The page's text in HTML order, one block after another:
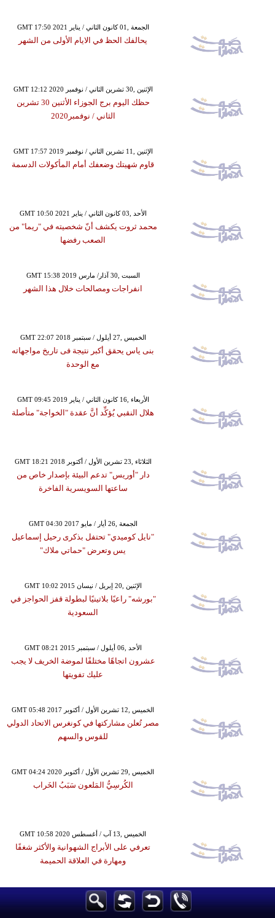
GMT 17:50 2021 الجمعة ,01 كانون الثاني / يناير
يحالفك الحظ في الايام الأولى من الشهر
GMT 12:12 2020 الإثنين ,30 تشرين الثاني / نوفمبر
حظك اليوم برج الجوزاء الأثنين 30 تشرين
الثاني / نوفمبر2020
GMT 17:57 2019 الإثنين ,11 تشرين الثاني / نوفمبر
قاوم شهيتك وضعفك أمام المأكولات الدسمة
GMT 10:50 2021 الأحد ,03 كانون الثاني / يناير
محمد ثروت يكشف أنّ شخصيته في "ريما" من
الصعب رفضها
GMT 15:38 2019 السبت ,30 آذار/ مارس
انفراجات ومصالحات خلال هذا الشهر
GMT 22:07 2018 الخميس ,27 أيلول / سبتمبر
بنى ياس يحقق أكبر نتيجة فى تاريخ مواجهاته
مع الوحدة
GMT 09:45 2019 الأربعاء ,16 كانون الثاني / يناير
هلال النقبي يُؤكِّد أنَّ عقدة "الخواجة" متأصلة
GMT 18:21 2018 الثلاثاء ,23 تشرين الأول / أكتوبر
دار "أوريس" تدعم البيئة بإصدار خاص من
ساعتها السويسرية الفاخرة
GMT 04:30 2017 الجمعة ,26 أيار / مايو
"نايل كوميدي" تحتفل بذكرى رحيل إسماعيل
يس وتعرض "حماتي ملاك"
GMT 10:02 2015 الإثنين ,20 إبريل / نيسان
"بورشه" راعيًا بلاتينيًا لبطولة قفز الحواجز في
السعودية
GMT 08:21 2015 الأحد ,06 أيلول / سبتمبر
عشرون اتجاهًا مختلفًا لموضة الخريف لا يجب
عليك تفويتها
GMT 05:48 2017 الخميس ,12 تشرين الأول / أكتوبر
مصر تُعلن مشاركتها في كونغرس الاتحاد الدولي
للقوس والسهم
GMT 04:24 2020 الخميس ,29 تشرين الأول / أكتوبر
الكُرسِيُّ المَلعون سَبَبُ الخَراب
GMT 10:58 2020 الخميس ,13 آب / أغسطس
تعرفي على الأبراج الشهوانية والأكثر شغفًا
ومهارة في العلاقة الحميمة
GMT 10:25 2020 الخميس ,02 تموز / يوليو
تعرف على فوائد فيتامين "د" في فقدان الوزن